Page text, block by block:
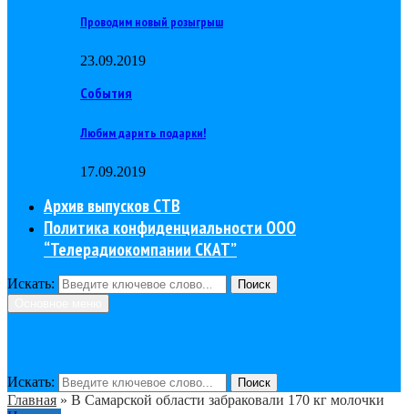
Проводим новый розыгрыш
23.09.2019
События
Любим дарить подарки!
17.09.2019
Архив выпусков СТВ
Политика конфиденциальности ООО
“Телерадиокомпании СКАТ”
Искать:
Поиск
Искать: Поиск
Главная » В Самарской области забраковали 170 кг молочки